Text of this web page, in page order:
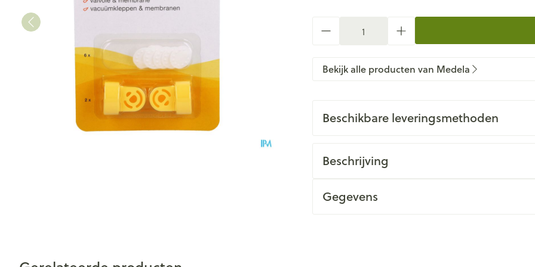
Bekijk alle producten van Medela
Beschikbare leveringsmethoden
Beschrijving
Gegevens